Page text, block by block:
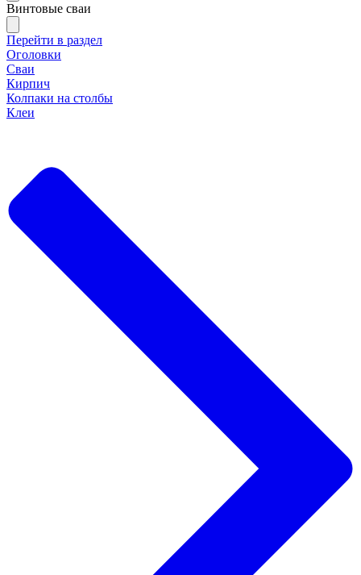
Винтовые сваи
Перейти в раздел
Оголовки
Сваи
Кирпич
Колпаки на столбы
Клеи